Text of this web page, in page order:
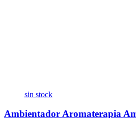
sin stock
Ambientador Aromaterapia